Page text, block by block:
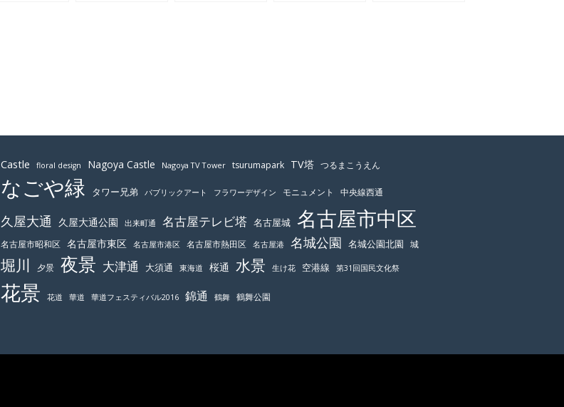
Castle floral design Nagoya Castle Nagoya TV Tower tsurumapark TV塔 つるまこうえん
なごや緑 タワー兄弟 パブリックアート フラワーデザイン モニュメント 中央線西通
久屋大通 久屋大通公園 出来町通 名古屋テレビ塔 名古屋城 名古屋市中区
名古屋市昭和区 名古屋市東区 名古屋市港区 名古屋市熱田区 名古屋港 名城公園 名城公園北園 城
堀川 夕景 夜景 大津通 大須通 東海道 桜通 水景 生け花 空港線 第31回国民文化祭
花景 花道 華道 華道フェスティバル2016 錦通 鶴舞 鶴舞公園